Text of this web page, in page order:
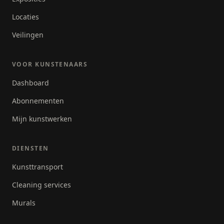
Locaties
Veilingen
VOOR KUNSTENAARS
Dashboard
Abonnementen
Mijn kunstwerken
DIENSTEN
Kunsttransport
Cleaning services
Murals